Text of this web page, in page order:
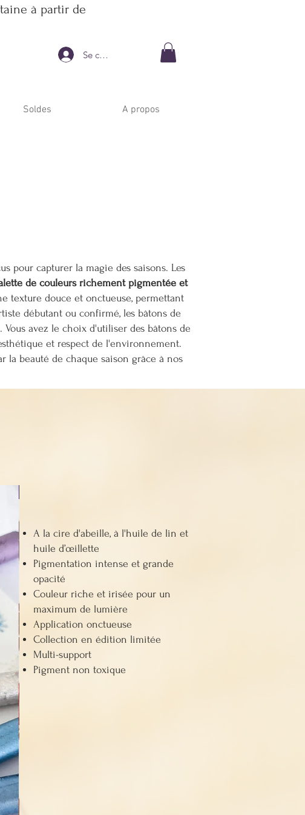
à partir de
Se connecter
Soldes A propos
pour capturer la magie des saisons. Les
de couleurs richement pigmentée et
texture douce et onctueuse, permettant
débutant ou confirmé, les bâtons de
avez le choix d'utiliser des bâtons de
et respect de l'environnement.
la beauté de chaque saison grâce à nos
A la cire d'abeille, à l'huile de lin et
huile d’œillette
Pigmentation intense et grande
opacité
Couleur riche et irisée pour un
maximum de lumière
Application onctueuse
Collection en édition limitée
Multi-support
Pigment non toxique